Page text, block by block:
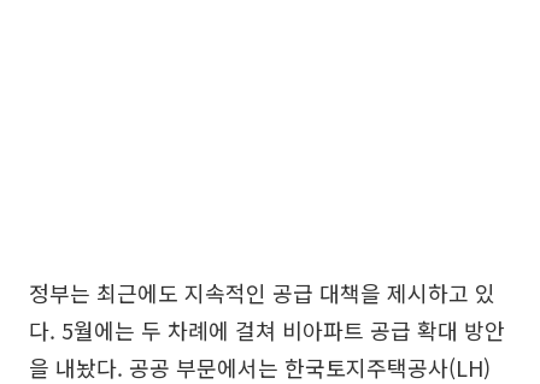
정부는 최근에도 지속적인 공급 대책을 제시하고 있
다. 5월에는 두 차례에 걸쳐 비아파트 공급 확대 방안
을 내놨다. 공공 부문에서는 한국토지주택공사(LH)